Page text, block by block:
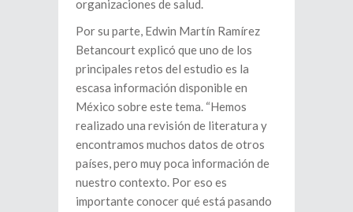
organizaciones de salud.
Por su parte, Edwin Martín Ramírez
Betancourt explicó que uno de los
principales retos del estudio es la
escasa información disponible en
México sobre este tema. “Hemos
realizado una revisión de literatura y
encontramos muchos datos de otros
países, pero muy poca información de
nuestro contexto. Por eso es
importante conocer qué está pasando